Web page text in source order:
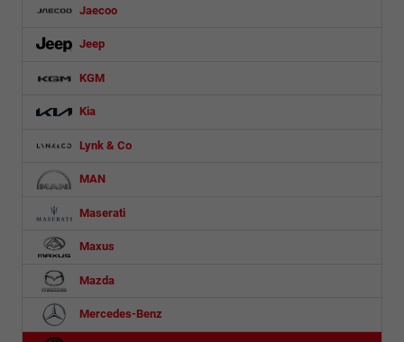
Jaecoo
Jeep
KGM
Kia
Lynk & Co
MAN
Maserati
Maxus
Mazda
Mercedes-Benz